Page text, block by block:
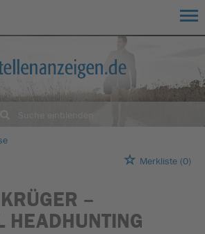
Merkliste (0)
–
HEADHUNTING